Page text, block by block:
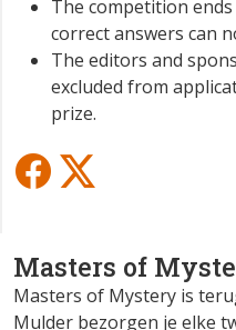
Masters of
Masters of Mystery is
Mulder bezorgen je elke
The competition
correct answers can
The editors and
excluded from
prize.